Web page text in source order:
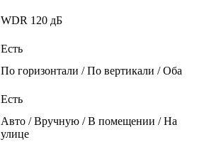
WDR 120 дБ
Есть
По горизонтали / По вертикали / Оба
Есть
Авто / Вручную / В помещении / На
улице